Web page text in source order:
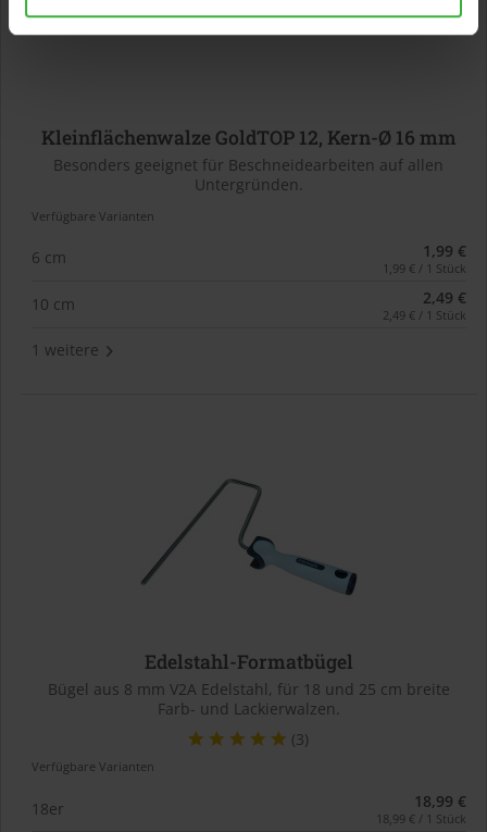
Kleinflächenwalze GoldTOP 12, Kern-Ø 16 mm
Besonders geeignet für Beschneidearbeiten auf allen
Untergründen.
Verfügbare Varianten
6 cm 1,99 €
1,99 € / 1 Stück
10 cm 2,49 €
2,49 € / 1 Stück
1 weitere
Edelstahl-Formatbügel
Bügel aus 8 mm V2A Edelstahl, für 18 und 25 cm breite
Farb- und Lackierwalzen.
(3)
Verfügbare Varianten
18er 18,99 €
18,99 € / 1 Stück